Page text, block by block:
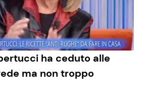
Fiction e Serie TV
Programmi TV
ha ceduto alle
ma non troppo